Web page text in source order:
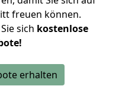
freuen können.
sich kostenlose
erhalten